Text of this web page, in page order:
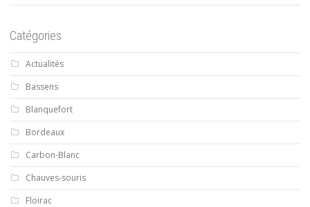
Catégories
Actualités
Bassens
Blanquefort
Bordeaux
Carbon-Blanc
Chauves-souris
Floirac